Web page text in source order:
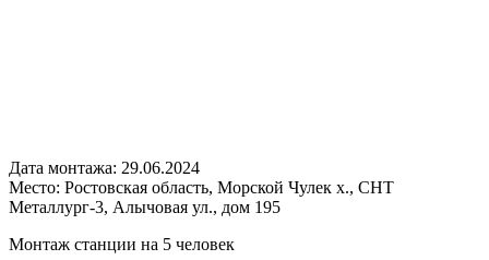
Дата монтажа: 29.06.2024
Место: Ростовская область, Морской Чулек х., СНТ
Металлург-3, Алычовая ул., дом 195
Монтаж станции на 5 человек